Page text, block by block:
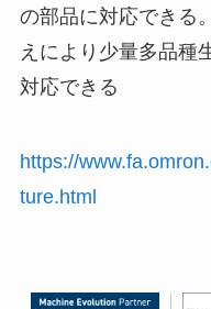
の部品に対応できる
えにより少量多品種
対応できる
https://
ture.html